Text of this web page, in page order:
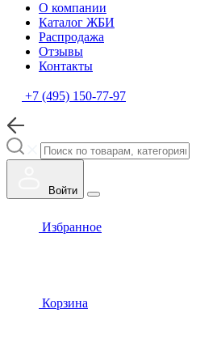
О компании
Каталог ЖБИ
Распродажа
Отзывы
Контакты
+7 (495) 150-77-97
Войти
Избранное
Корзина